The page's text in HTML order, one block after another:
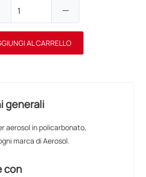
remove
AL CARRELLO
generali
aerosol in policarbonato,
marca di Aerosol.
con